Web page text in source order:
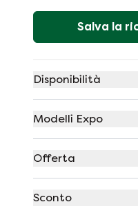
Salva la
Disponibilità
Modelli Expo
Offerta
Sconto